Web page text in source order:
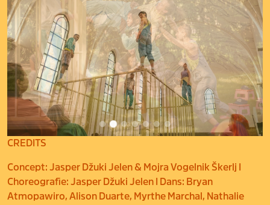
CREDITS
Concept: Jasper Džuki Jelen & Mojra Vogelnik Škerlj I
Choreografie: Jasper Džuki Jelen I Dans: Bryan
Atmopawiro, Alison Duarte, Myrthe Marchal, Nathalie